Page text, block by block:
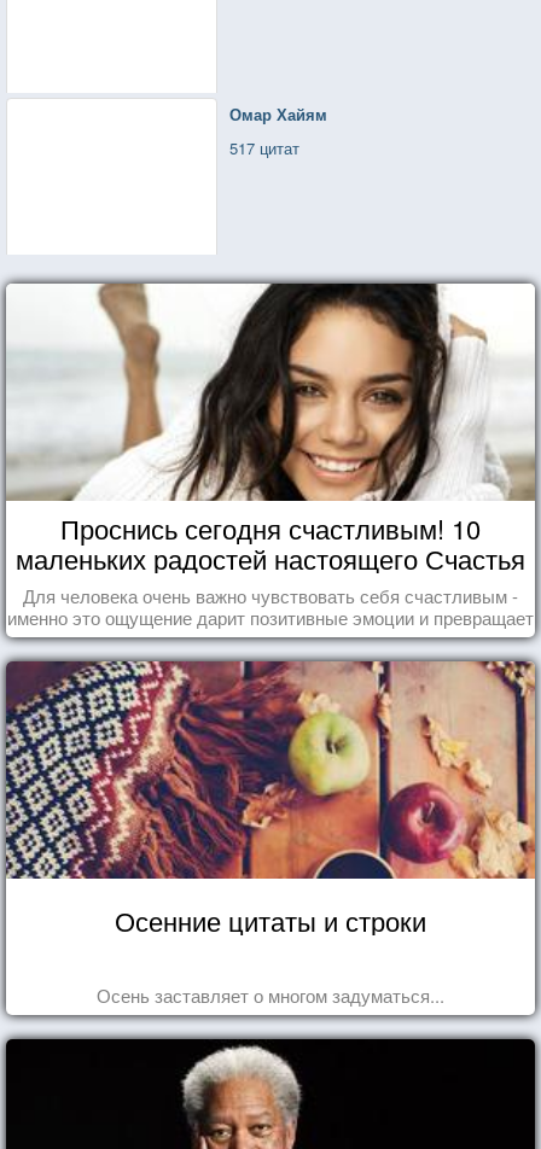
Омар Хайям
517 цитат
Проснись сегодня счастливым! 10
маленьких радостей настоящего Счастья
Для человека очень важно чувствовать себя счастливым -
именно это ощущение дарит позитивные эмоции и превращает
каждый день в маленький праздник.
Осенние цитаты и строки
Осень заставляет о многом задуматься...